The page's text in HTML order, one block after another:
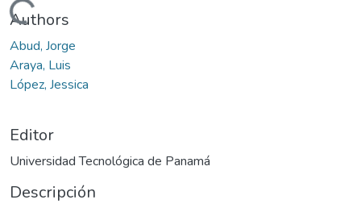
Cargando...
Authors
Abud, Jorge
Araya, Luis
López, Jessica
Editor
Universidad Tecnológica de Panamá
Descripción